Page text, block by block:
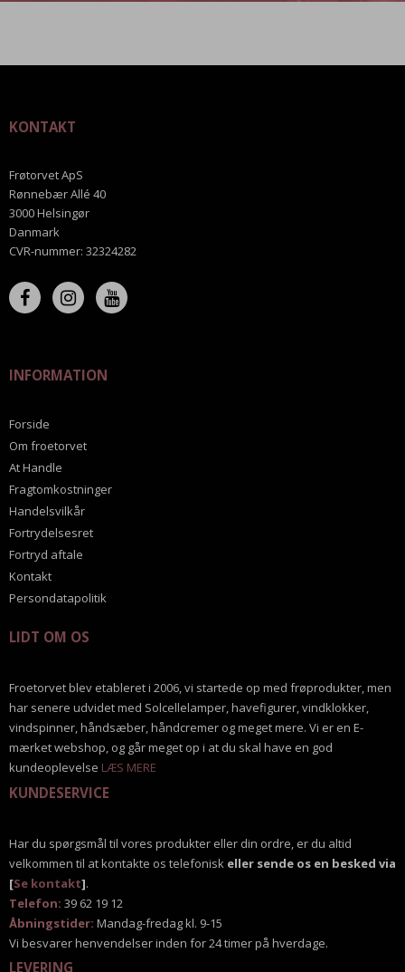
KONTAKT
Frøtorvet ApS
Rønnebær Allé 40
3000 Helsingør
Danmark
CVR-nummer: 32324282
INFORMATION
Forside
Om froetorvet
At Handle
Fragtomkostninger
Handelsvilkår
Fortrydelsesret
Fortryd aftale
Kontakt
Persondatapolitik
LIDT OM OS
Froetorvet blev etableret i 2006, vi startede op med frøprodukter, men
har senere udvidet med Solcellelamper, havefigurer, vindklokker,
vindspinner, håndsæber, håndcremer og meget mere. Vi er en E-
mærket webshop, og går meget op i at du skal have en god
kundeoplevelse LÆS MERE
KUNDESERVICE
Har du spørgsmål til vores produkter eller din ordre, er du altid
velkommen til at kontakte os telefonisk eller sende os en besked via
[Se kontakt].
Telefon: 39 62 19 12
Åbningstider: Mandag-fredag kl. 9-15
Vi besvarer henvendelser inden for 24 timer på hverdage.
LEVERING